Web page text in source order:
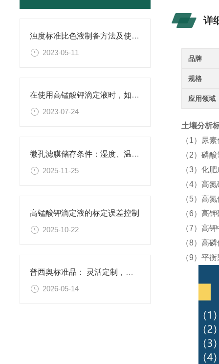
浊度标准比色液制备方法及使用场景
2023-05-11
在使用高锰酸钾滴定液时，如何判断终点已经达到？
2023-07-24
微孔滤膜储存条件：湿度、温度与有效期管理指南
2025-11-25
高锰酸钾滴定液的标定误差控制
2025-10-22
普西奥标准品： 灵活定制，满足特殊需求
2026-05-14
详
品牌
规格
应用领域
土壤分析
（1）
（2）磷
（3）
（4）高
（5）高
（6）高
（7）高
（8）高
（9）平